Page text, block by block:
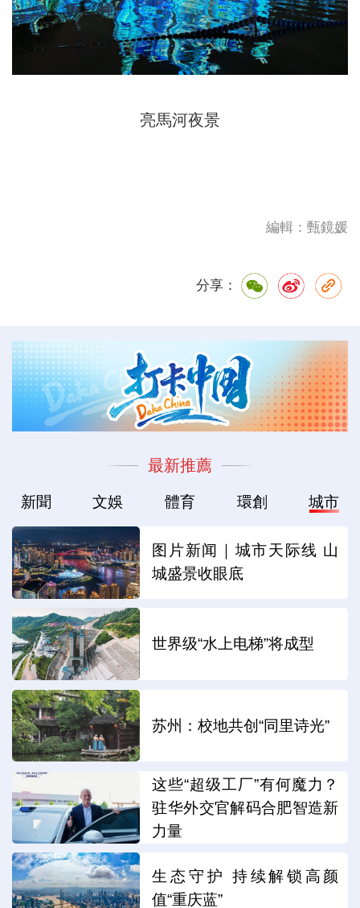
亮馬河夜景
編輯：甄鏡媛
分享：
最新推薦
新聞 文娛 體育 環創 城市
图片新闻｜城市天际线 山
城盛景收眼底
世界级“水上电梯”将成型
苏州：校地共创“同里诗光”
这些“超级工厂”有何魔力？
驻华外交官解码合肥智造新
力量
生态守护 持续解锁高颜
值“重庆蓝”